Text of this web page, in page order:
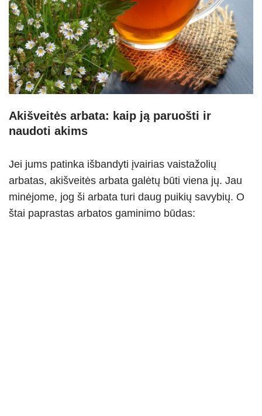
Akišveitės arbata: kaip ją paruošti ir
naudoti akims
Jei jums patinka išbandyti įvairias vaistažolių
arbatas, akišveitės arbata galėtų būti viena jų. Jau
minėjome, jog ši arbata turi daug puikių savybių. O
štai paprastas arbatos gaminimo būdas: